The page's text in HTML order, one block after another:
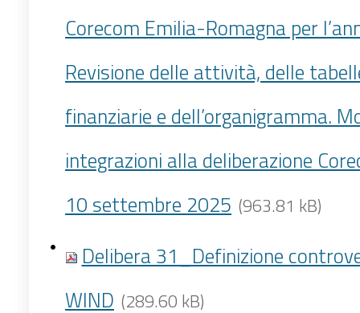
Corecom Emilia-Romagna per
Revisione delle attività, delle
finanziarie e dell’organigramma.
integrazioni alla deliberazione
10 settembre 2025 (963.81 kB)
Delibera 31_Definizione
WIND (289.60 kB)